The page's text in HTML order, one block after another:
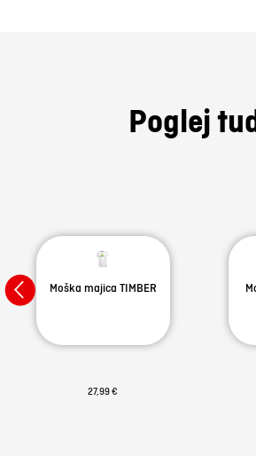
Poglej
Moška majica TIMBER
27,99 €